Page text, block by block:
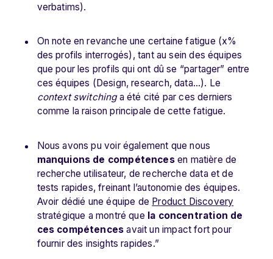
verbatims).
On note en revanche une certaine fatigue (x%
des profils interrogés), tant au sein des équipes
que pour les profils qui ont dû se “partager” entre
ces équipes (Design, research, data…). Le
context switchinga été cité par ces derniers
comme la raison principale de cette fatigue.
Nous avons pu voir également que nous
manquions de compétencesen matière de
recherche utilisateur, de recherche data et de
tests rapides, freinant l’autonomie des équipes.
Avoir dédié une équipe de Product Discovery
stratégique a montré que la concentration de
ces compétences avait un impact fort pour
fournir des insights rapides.”